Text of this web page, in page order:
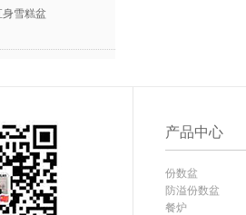
身雪糕盆
产品中心
份数盆
防溢份数盆
餐炉